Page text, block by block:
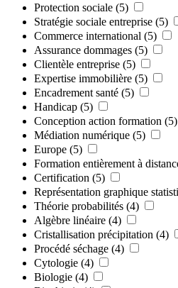
Protection sociale (5)
Stratégie sociale entreprise (5)
Commerce international (5)
Assurance dommages (5)
Clientèle entreprise (5)
Expertise immobilière (5)
Encadrement santé (5)
Handicap (5)
Conception action formation (5)
Médiation numérique (5)
Europe (5)
Formation entièrement à
Certification (5)
Représentation graphique
Théorie probabilités (4)
Algèbre linéaire (4)
Cristallisation précipitation (4)
Procédé séchage (4)
Cytologie (4)
Biologie (4)